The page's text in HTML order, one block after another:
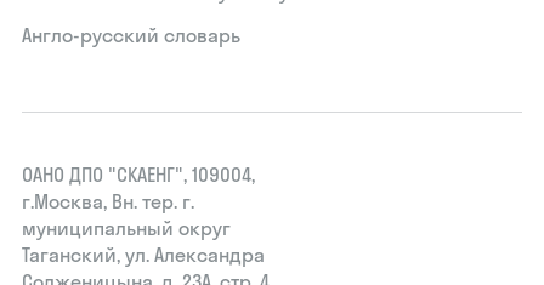
Англо-русский словарь
ОАНО ДПО "СКАЕНГ", 109004,
г.Москва, Вн. тер. г.
муниципальный округ
Таганский, ул. Александра